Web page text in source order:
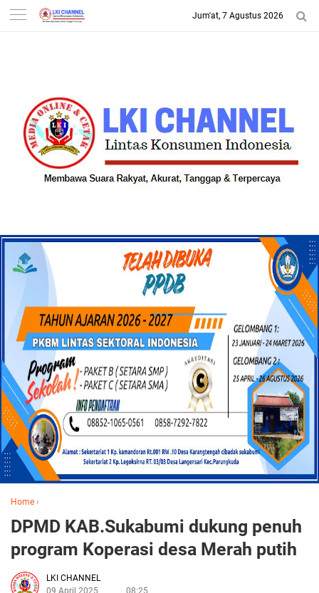
-->
Jum'at, 7 Agustus 2026
Home ›
DPMD KAB.Sukabumi dukung penuh
program Koperasi desa Merah putih
LKI CHANNEL
09 April 2025
08:25